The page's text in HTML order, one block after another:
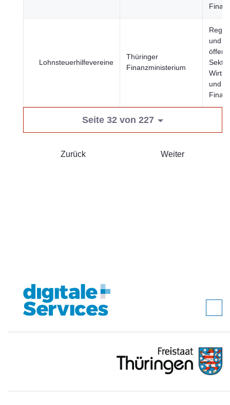
Lohnsteuerhilfevereine
Thüringer
Finanzministerium
und
und
Seite 32 von 227
Zurück Weiter